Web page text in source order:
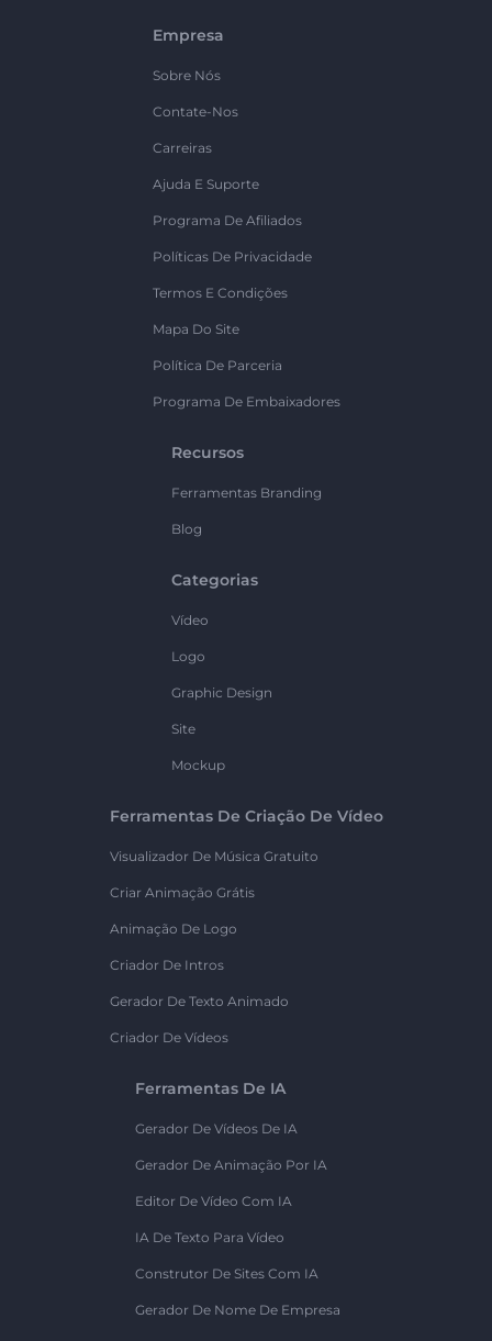
Empresa
Sobre Nós
Contate-Nos
Carreiras
Ajuda E Suporte
Programa De Afiliados
Políticas De Privacidade
Termos E Condições
Mapa Do Site
Política De Parceria
Programa De Embaixadores
Recursos
Ferramentas Branding
Blog
Categorias
Vídeo
Logo
Graphic Design
Site
Mockup
Ferramentas De Criação De Vídeo
Visualizador De Música Gratuito
Criar Animação Grátis
Animação De Logo
Criador De Intros
Gerador De Texto Animado
Criador De Vídeos
Ferramentas De IA
Gerador De Vídeos De IA
Gerador De Animação Por IA
Editor De Vídeo Com IA
IA De Texto Para Vídeo
Construtor De Sites Com IA
Gerador De Nome De Empresa